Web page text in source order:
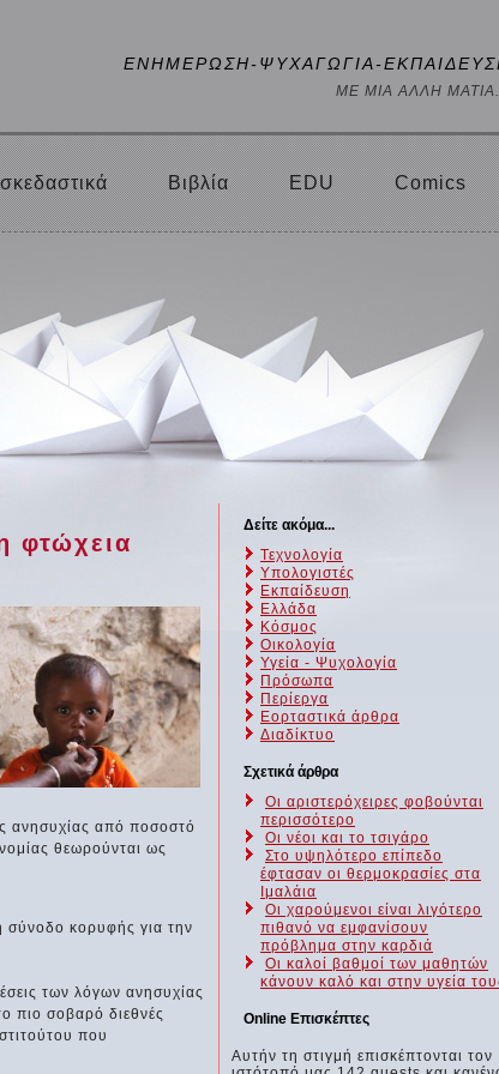
ΕΝΗΜΕΡΩΣΗ-ΨΥΧΑΓΩΓΙΑ-
ΜΕ ΜΙΑ ΑΛΛΗ
Βιβλία EDU Comics
φτώχεια
ανησυχίας από ποσοστό
θεωρούνται ως
σύνοδο κορυφής για την
των λόγων ανησυχίας
πιο σοβαρό διεθνές
που
Δείτε ακόμα...
Τεχνολογία
Υπολογιστές
Εκπαίδευση
Ελλάδα
Κόσμος
Οικολογία
Υγεία - Ψυχολογία
Πρόσωπα
Περίεργα
Εορταστικά άρθρα
Διαδίκτυο
Σχετικά άρθρα
Οι αριστερόχειρες φοβούνται
περισσότερο
Οι νέοι και το τσιγάρο
Στο υψηλότερο επίπεδο
έφτασαν οι θερμοκρασίες στα
Ιμαλάια
Οι χαρούμενοι είναι λιγότερο
πιθανό να εμφανίσουν
πρόβλημα στην καρδιά
Οι καλοί βαθμοί των μαθητών
κάνουν καλό και στην υγεία
Online Επισκέπτες
Αυτήν τη στιγμή επισκέπτονται τον